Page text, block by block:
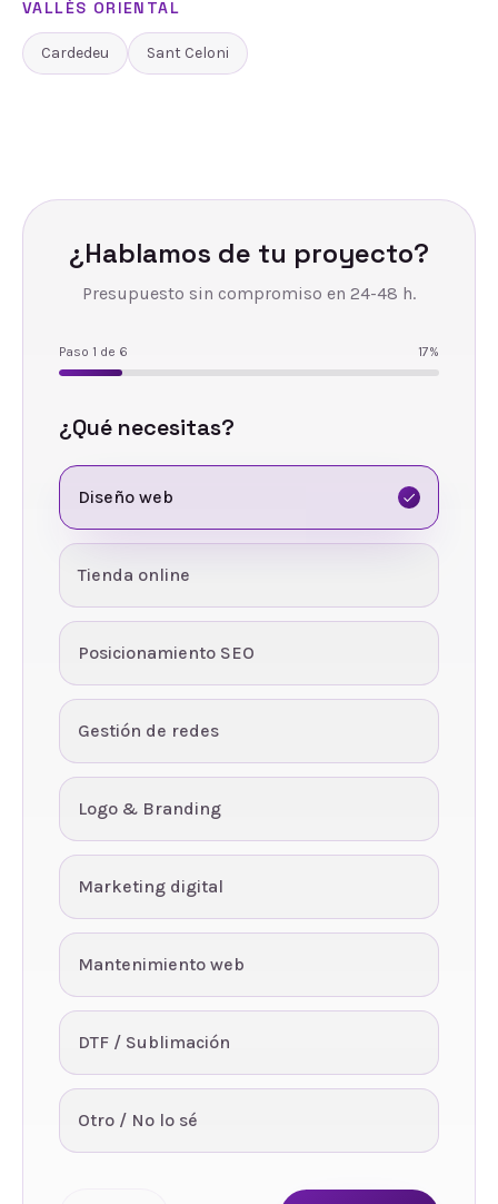
VALLÈS ORIENTAL
Cardedeu Sant Celoni
¿Hablamos de tu proyecto?
Presupuesto sin compromiso en 24-48 h.
Paso 1 de 6 17%
¿Qué necesitas?
Diseño web
Tienda online
Posicionamiento SEO
Gestión de redes
Logo & Branding
Marketing digital
Mantenimiento web
DTF / Sublimación
Otro / No lo sé